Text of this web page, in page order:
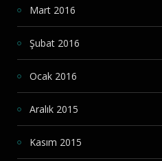
Mart 2016
Şubat 2016
Ocak 2016
Aralık 2015
Kasım 2015